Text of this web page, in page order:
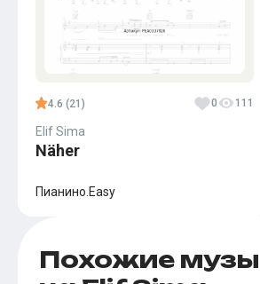
4.6 (21) 0 111
Elif Sima
Näher
Пианино.Easy
Похожие